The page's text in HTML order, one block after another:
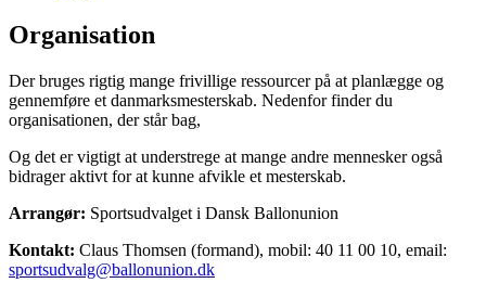
Organisation
Der bruges rigtig mange frivillige ressourcer på at planlægge og
gennemføre et danmarksmesterskab. Nedenfor finder du
organisationen, der står bag,
Og det er vigtigt at understrege at mange andre mennesker også
bidrager aktivt for at kunne afvikle et mesterskab.
Arrangør: Sportsudvalget i Dansk Ballonunion
Kontakt: Claus Thomsen (formand), mobil: 40 11 00 10, email:
sportsudvalg@ballonunion.dk